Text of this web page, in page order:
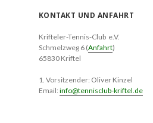
KONTAKT UND ANFAHRT
Krifteler-Tennis-Club e.V.
Schmelzweg 6 (Anfahrt)
65830 Kriftel
1. Vorsitzender: Oliver Kinzel
Email: info@tennisclub-kriftel.de